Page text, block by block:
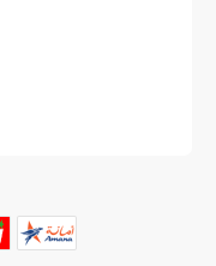
incontournables :